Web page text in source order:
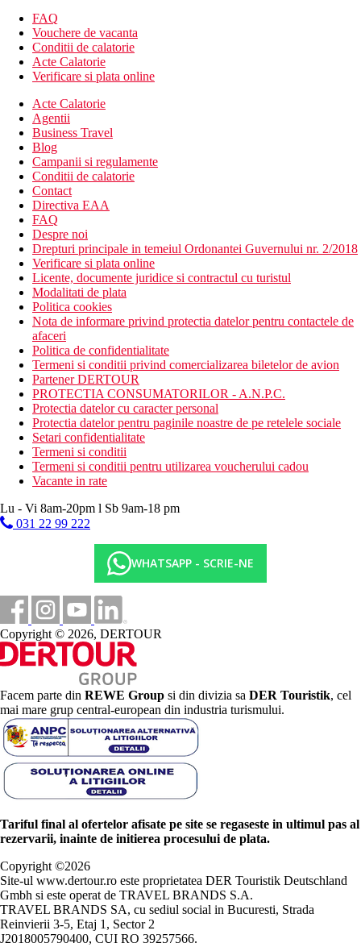
FAQ
Vouchere de vacanta
Conditii de calatorie
Acte Calatorie
Verificare si plata online
Acte Calatorie
Agentii
Business Travel
Blog
Campanii si regulamente
Conditii de calatorie
Contact
Directiva EAA
FAQ
Despre noi
Drepturi principale in temeiul Ordonantei Guvernului nr. 2/2018
Verificare si plata online
Licente, documente juridice si contractul cu turistul
Modalitati de plata
Politica cookies
Nota de informare privind protectia datelor pentru contactele de
afaceri
Politica de confidentialitate
Termeni si conditii privind comercializarea biletelor de avion
Partener DERTOUR
PROTECTIA CONSUMATORILOR - A.N.P.C.
Protectia datelor cu caracter personal
Protectia datelor pentru paginile noastre de pe retelele sociale
Setari confidentialitate
Termeni si conditii
Termeni si conditii pentru utilizarea voucherului cadou
Vacante in rate
Lu - Vi 8am-20pm l Sb 9am-18 pm
031 22 99 222
WHATSAPP - SCRIE-NE
Copyright © 2026, DERTOUR
Facem parte din REWE Group si din divizia sa DER Touristik, cel
mai mare grup central-european din industria turismului.
Tariful final al ofertelor afisate pe site se regaseste in ultimul pas al
rezervarii, inainte de initierea procesului de plata.
Copyright ©2026
Site-ul www.dertour.ro este proprietatea DER Touristik Deutschland
Gmbh si este operat de TRAVEL BRANDS S.A.
TRAVEL BRANDS SA, cu sediul social in Bucuresti, Strada
Reinvierii 3-5, Etaj 1, Sector 2
J2018005790400, CUI RO 39257566.